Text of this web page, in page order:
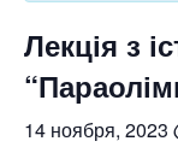
Лекція з
14 ноября, 2023